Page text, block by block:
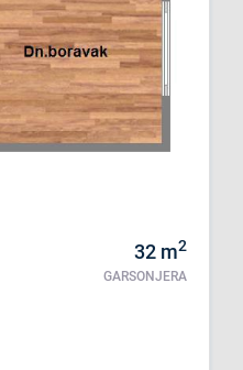
32 m2
GARSONJERA